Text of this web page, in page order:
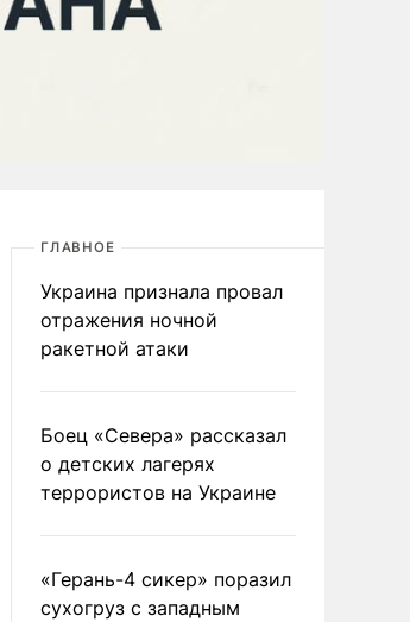
ГЛАВНОЕ
Украина признала провал
отражения ночной
ракетной атаки
Боец «Севера» рассказал
о детских лагерях
террористов на Украине
«Герань-4 сикер» поразил
сухогруз с западным